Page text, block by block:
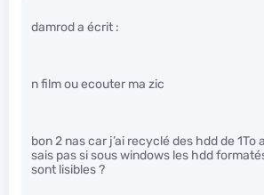
damrod a écrit :
n film ou ecouter ma zic
bon 2 nas car j’ai recyclé des hdd de 1To
sais pas si sous windows les hdd
sont lisibles ?